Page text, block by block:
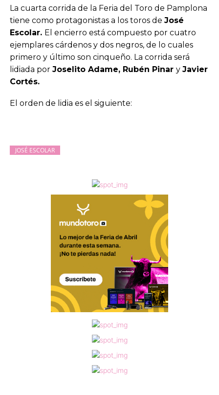
La cuarta corrida de la Feria del Toro de Pamplona
tiene como protagonistas a los toros de José
Escolar. El encierro está compuesto por cuatro
ejemplares cárdenos y dos negros, de lo cuales
primero y último son cinqueño. La corrida será
lidiada por Joselito Adame, Rubén Pinar y Javier
Cortés.
El orden de lidia es el siguiente:
JOSÉ ESCOLAR